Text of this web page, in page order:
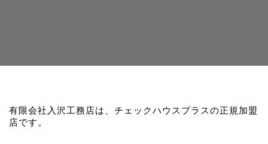
有限会社入沢工務店は、チェックハウスプラスの正規加盟
店です。